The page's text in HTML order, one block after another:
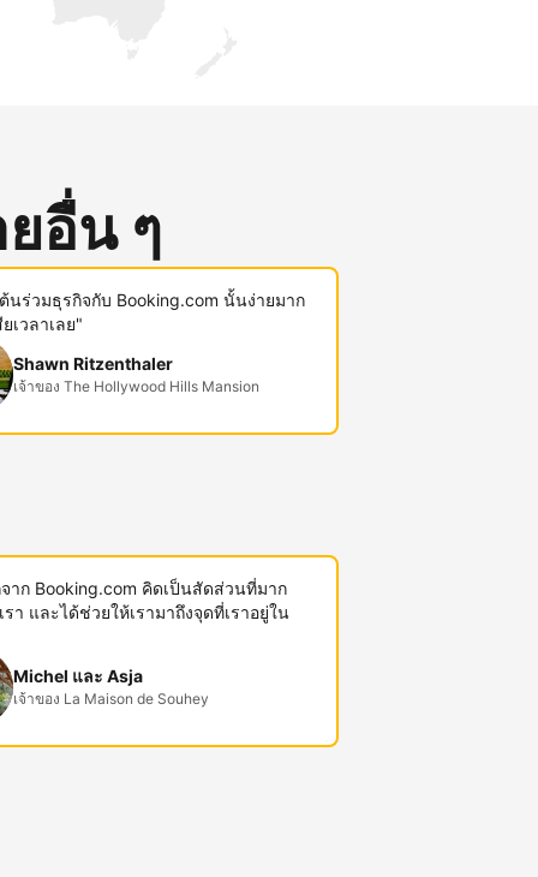
อื่น ๆ
นร่วมธุรกิจกับ Booking.com นั้นง่ายมาก
เวลาเลย"
Shawn Ritzenthaler
เจ้าของ The Hollywood Hills Mansion
าก Booking.com คิดเป็นสัดส่วนที่มาก
า และได้ช่วยให้เรามาถึงจุดที่เราอยู่ใน
Michel และ Asja
เจ้าของ La Maison de Souhey